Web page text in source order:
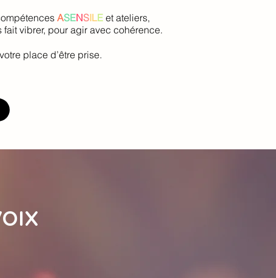
ASENSILE et ateliers,
vibrer, pour agir avec cohérence.
place d’être prise.